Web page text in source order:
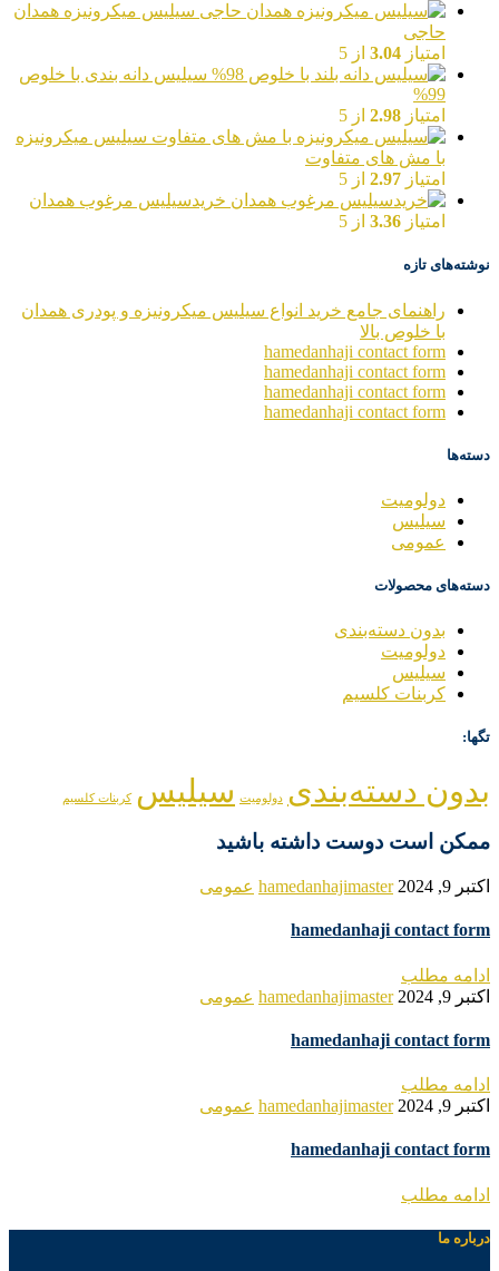
سیلیس میکرونیزه همدان
حاجی
امتیاز 3.04 از 5
سیلیس دانه بندی با خلوص
99%
امتیاز 2.98 از 5
سیلیس میکرونیزه
با مش های متفاوت
امتیاز 2.97 از 5
خریدسیلیس مرغوب همدان
امتیاز 3.36 از 5
نوشته‌های تازه
راهنمای جامع خرید انواع سیلیس میکرونیزه و پودری همدان
با خلوص بالا
hamedanhaji contact form
hamedanhaji contact form
hamedanhaji contact form
hamedanhaji contact form
دسته‌ها
دولومیت
سیلیس
عمومی
دسته‌های محصولات
بدون دسته‌بندی
دولومیت
سیلیس
کربنات کلسیم
تگها:
بدون دسته‌بندی دولومیت سیلیس کربنات کلسیم
ممکن است دوست داشته باشید
اکتبر 9, 2024 hamedanhajimaster عمومی
hamedanhaji contact form
ادامه مطلب
اکتبر 9, 2024
hamedanhajimaster عمومی
hamedanhaji contact form
ادامه مطلب
اکتبر 9, 2024
hamedanhajimaster عمومی
hamedanhaji contact form
ادامه مطلب
درباره ما